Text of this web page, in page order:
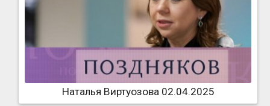
Наталья Виртуозова 02.04.2025